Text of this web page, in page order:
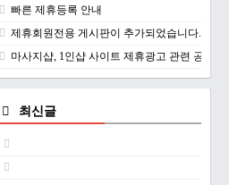
빠른 제휴등록 안내
제휴회원전용 게시판이 추가되었습니다.
마사지샵, 1인샵 사이트 제휴광고 관련 공지
최신글